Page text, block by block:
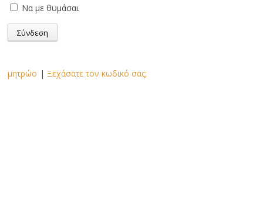
Να με θυμάσαι
μητρώο | Ξεχάσατε τον κωδικό σας;